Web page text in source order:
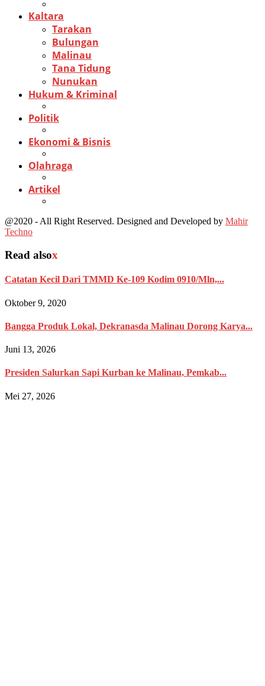
Kaltara
Tarakan
Bulungan
Malinau
Tana Tidung
Nunukan
Hukum & Kriminal
Politik
Ekonomi & Bisnis
Olahraga
Artikel
@2020 - All Right Reserved. Designed and Developed by Mahir
Techno
Read alsox
Catatan Kecil Dari TMMD Ke-109 Kodim 0910/Mln,...
Oktober 9, 2020
Bangga Produk Lokal, Dekranasda Malinau Dorong Karya...
Juni 13, 2026
Presiden Salurkan Sapi Kurban ke Malinau, Pemkab...
Mei 27, 2026